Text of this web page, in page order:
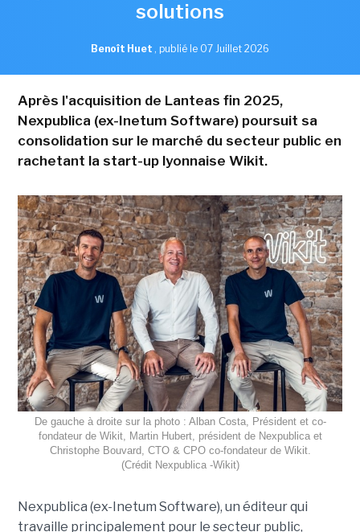
solutions
Benoît Huet , publié le 07 Juillet 2026
Après l'acquisition de Lanteas fin 2025,
Nexpublica (ex-Inetum Software) poursuit sa
consolidation sur le marché du secteur public en
rachetant la start-up lyonnaise Wikit.
De gauche à droite sur la photo : Alban Costa, Président et co-
fondateur de Wikit, Martin Hubert, président de Nexpublica et
Christophe Bouvard, CTO & CPO co-fondateur de Wikit.
(Crédit Nexpublica -Wikit)
Nexpublica (ex-Inetum Software), un éditeur qui
travaille principalement pour le secteur public,